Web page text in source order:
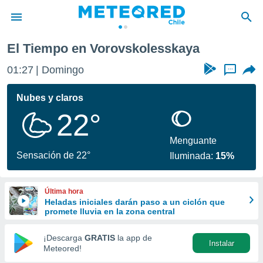
de
por
se
calidad.
a este
las
y
forma
digital
basada
El Tiempo en Vorovskolesskaya
01:27 Domingo ...
Nubes y claros
22°
Sensación de 22°
Menguante
Iluminada: 15%
Última hora
Heladas iniciales darán paso a un ciclón que
promete lluvia en la zona central
¡Descarga GRATIS la app de
Meteored!
Instalar